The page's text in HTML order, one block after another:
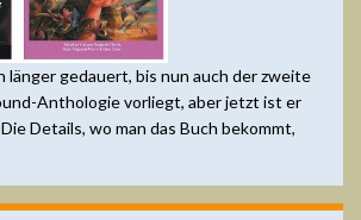
länger gedauert, bis nun auch der zweite
Anthologie vorliegt, aber jetzt ist er
Details, wo man das Buch bekommt,